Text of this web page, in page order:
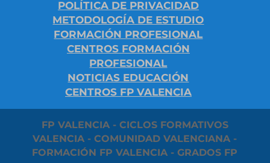
POLÍTICA DE PRIVACIDAD
METODOLOGÍA DE ESTUDIO
FORMACIÓN PROFESIONAL
CENTROS FORMACIÓN
PROFESIONAL
NOTICIAS EDUCACIÓN
CENTROS FP VALENCIA
FP VALENCIA - CICLOS FORMATIVOS
VALENCIA - COMUNIDAD VALENCIANA -
FORMACIÓN FP VALENCIA - GRADOS FP